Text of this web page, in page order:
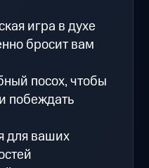
игра в духе
бросит вам
посох, чтобы
побеждать
для ваших